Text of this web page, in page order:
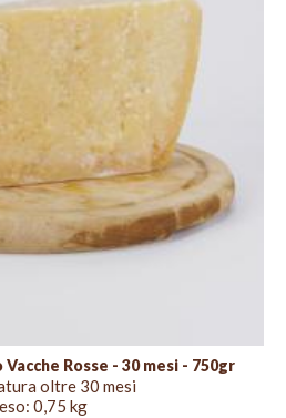
Rosse - 30 mesi - 750gr
oltre 30 mesi
0,75 kg